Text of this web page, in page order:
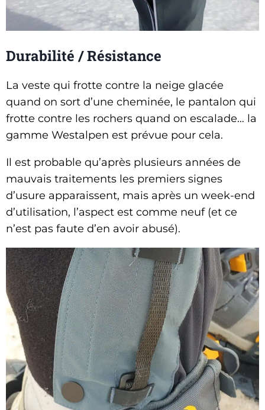
Durabilité / Résistance
La veste qui frotte contre la neige glacée
quand on sort d’une cheminée, le pantalon qui
frotte contre les rochers quand on escalade… la
gamme Westalpen est prévue pour cela.
Il est probable qu’après plusieurs années de
mauvais traitements les premiers signes
d’usure apparaissent, mais après un week-end
d’utilisation, l’aspect est comme neuf (et ce
n’est pas faute d’en avoir abusé).